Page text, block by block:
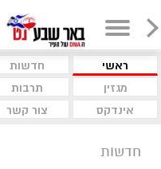
ראשי חדשות
מגזין
תרבות
אינדקס
צור קשר
חדשות